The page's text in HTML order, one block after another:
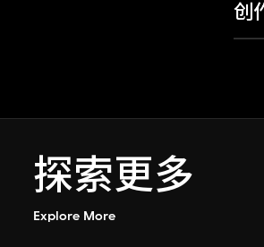
创
探索更多
Explore More